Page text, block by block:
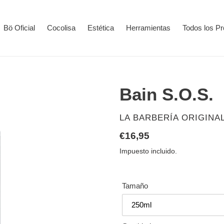
Bö Oficial Cocolisa Estética Herramientas Todos los
Bain S.O.S.
PROVEEDOR
LA BARBERÍA
Precio
habitual
€16,95
Impuesto incluido.
Tamaño